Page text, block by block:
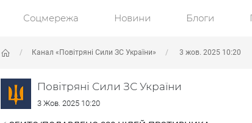
Соцмережа Новини Блоги
Канал «Повітряні Сили ЗС України» 3 жов. 2025 10:20
Повітряні Сили ЗС України
3 Жов. 2025 10:20